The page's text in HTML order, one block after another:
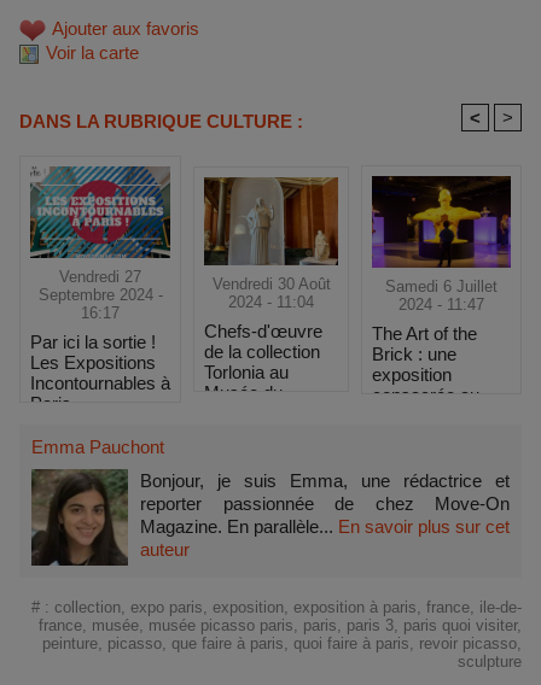
Ajouter aux favoris
Voir la carte
DANS LA RUBRIQUE CULTURE : < >
Vendredi 27
Septembre 2024 -
16:17
Par ici la sortie !
Les Expositions
Incontournables à
Paris
Vendredi 30 Août
2024 - 11:04
Chefs-d'œuvre
de la collection
Torlonia au
Musée du
Samedi 6 Juillet
2024 - 11:47
The Art of the
Brick : une
exposition
consacrée au
Emma Pauchont
Bonjour, je suis Emma, une rédactrice et
reporter passionnée de chez Move-On
Magazine. En parallèle... En savoir plus sur cet
auteur
# : collection expo paris exposition exposition à paris france ile-de-
france musée musée picasso paris paris paris 3 paris quoi visiter,
peinture picasso que faire à paris quoi faire à paris revoir picasso
sculpture